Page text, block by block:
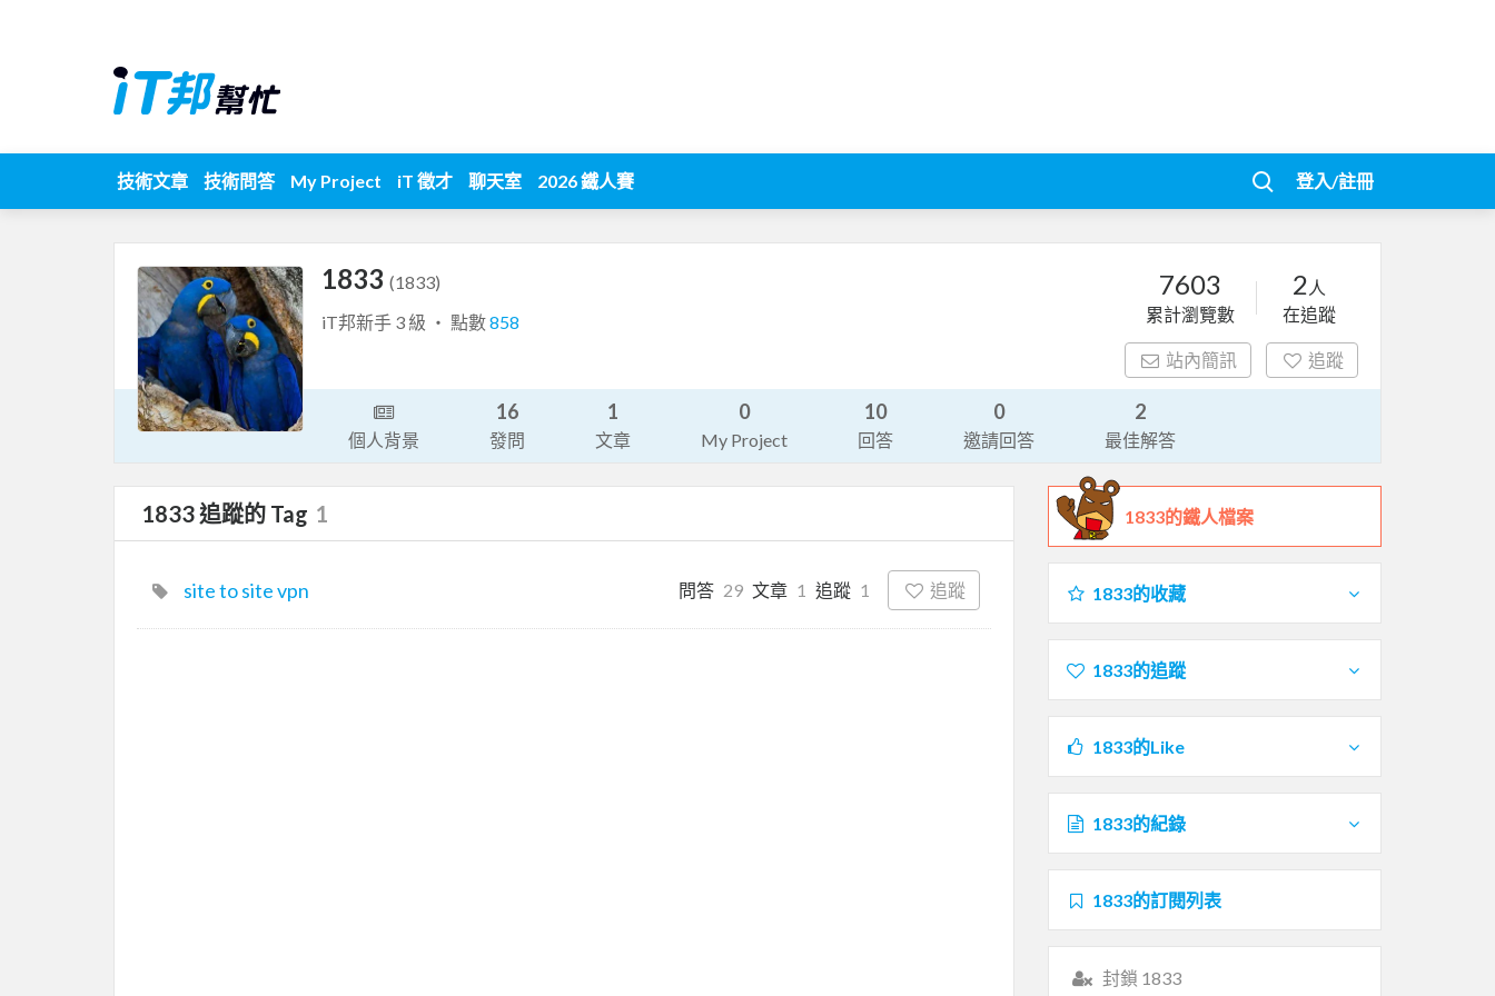
技術文章 技術問答 My Project iT 徵才 聊天室 2026 鐵人賽 登入/註冊
1833 (1833)
iT邦新手 3 級 ‧ 點數858
7603
累計瀏覽數
2 人
在追蹤
站內簡訊 追蹤
個人背景
16
發問
1
文章
0
My Project
10
回答
0
邀請回答
2
最佳解答
1833 追蹤的 Tag 1
site to site vpn 問答 29 文章 1 追蹤 1 追蹤
1833的鐵人檔案
1833的收藏
1833的追蹤
1833的Like
1833的紀錄
1833的訂閱列表
封鎖 1833